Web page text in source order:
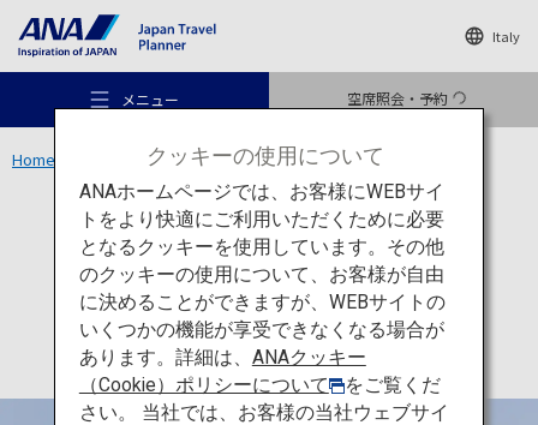
Italy
メニュー 空席照会・予約
おすすめの旅
旅のアイデア
Home 沖縄エリア 沖縄空手会館
文化 沖縄
沖縄空手会館
クッキーの使用について
ANAホームページでは、お客様にWEBサイ
トをより快適にご利用いただくために必要
となるクッキーを使用しています。その他
のクッキーの使用について、お客様が自由
に決めることができますが、WEBサイトの
いくつかの機能が享受できなくなる場合が
あります。詳細は、 ANAクッキー
（Cookie）ポリシーについて
をご覧くだ
さい。 当社では、お客様の当社ウェブサイ